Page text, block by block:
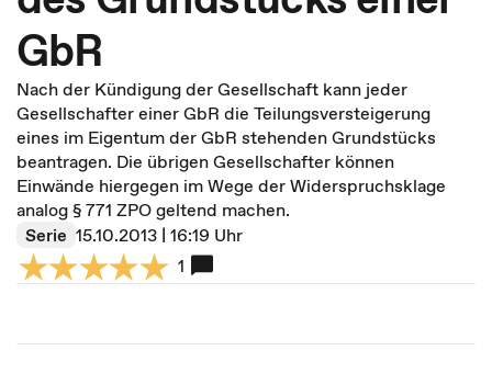
GbR
Nach der Kündigung der Gesellschaft kann jeder
Gesellschafter einer GbR die Teilungsversteigerung
eines im Eigentum der GbR stehenden Grundstücks
beantragen. Die übrigen Gesellschafter können
Einwände hiergegen im Wege der Widerspruchsklage
analog § 771 ZPO geltend machen.
Serie 15.10.2013 | 16:19 Uhr
1